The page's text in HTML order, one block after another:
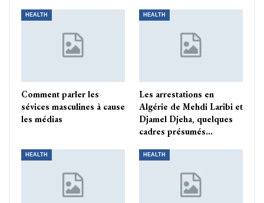
HEALTH
Comment parler les
sévices masculines à cause
les médias
HEALTH
Les arrestations en
Algérie de Mehdi Laribi et
Djamel Djeha, quelques
cadres présumés…
HEALTH HEALTH